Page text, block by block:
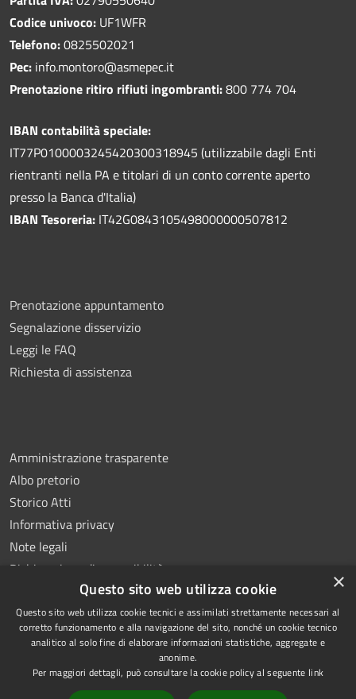
Codice univoco: UF1WFR
Telefono:0825502021
Pec: info.montoro@asmepec.it
Prenotazione ritiro rifiuti ingombranti:800 774 704
IBAN contabilità speciale:
IT77P0100003245420300318945 (utilizzabile dagli Enti
rientranti nella PA e titolari di un conto corrente aperto
presso la Banca d'Italia)
IBAN Tesoreria: IT42G0843105498000000507812
Prenotazione appuntamento
Segnalazione disservizio
Leggi le FAQ
Richiesta di assistenza
Amministrazione trasparente
Albo pretorio
Storico Atti
Informativa privacy
Note legali
Dichiarazione di accessibilità
RSS
Accessibilità
Copyright © 2026 • Comune di
Montoro • Powered by
Municipium•Accesso
×
Questo sito web utilizza cookie
Questo sito web utilizza cookie tecnici e assimilati strettamente necessari al
corretto funzionamento e alla navigazione del sito, nonché un cookie tecnico
analitico al solo fine di elaborare informazioni statistiche, aggregate e
anonime.
Per maggiori dettagli, può consultare la cookie policy al seguente link